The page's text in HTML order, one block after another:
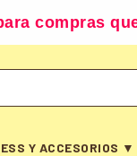
compras
Y ACCESORIOS ▼